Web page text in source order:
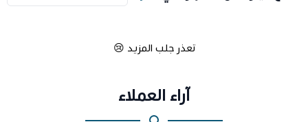
تعذر جلب المزيد 😢
آراء العملاء